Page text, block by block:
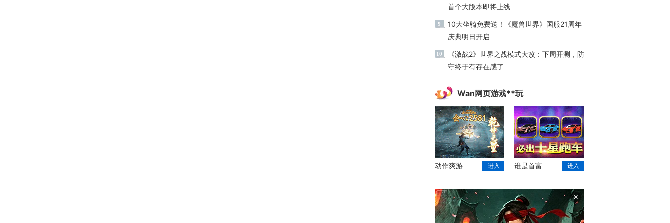
首个大版本即将上线
9
10大坐骑免费送！《魔兽世界》国服21周年
庆典明日开启
10
《激战2》世界之战模式大改：下周开测，防
守终于有存在感了
Wan网页游戏**玩
动作爽游 进入 谁是首富 进入
×